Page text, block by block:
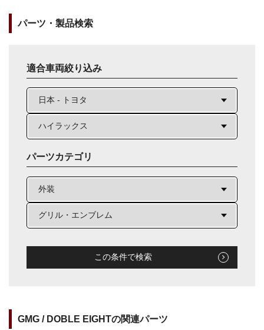
パーツ・製品検索
適合車両絞り込み
パーツカテゴリ
この条件で検索
GMG / DOBLE EIGHTの関連パーツ